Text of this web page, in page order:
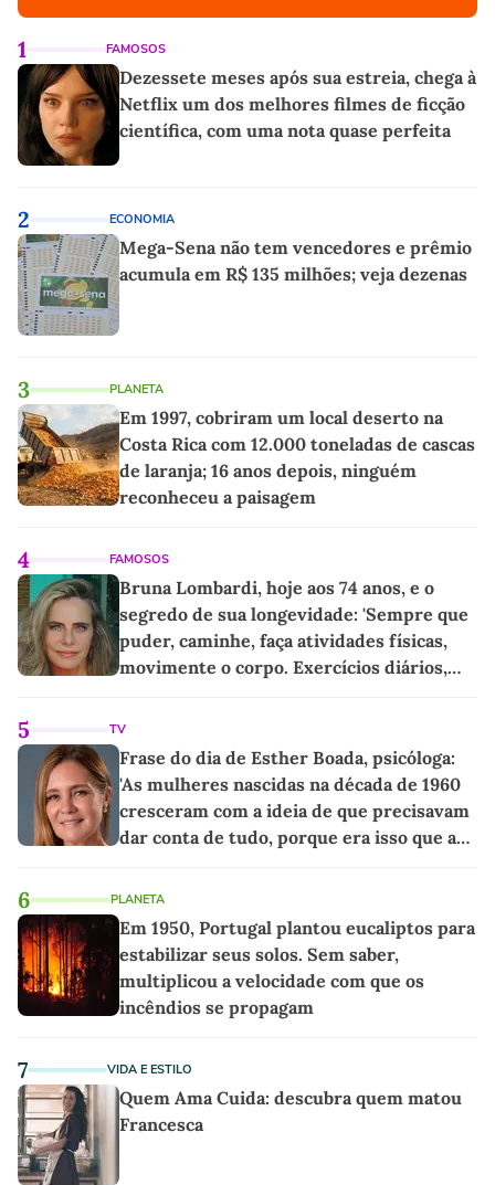
1 FAMOSOS
Dezessete meses após sua estreia, chega à
Netflix um dos melhores filmes de ficção
científica, com uma nota quase perfeita
2 ECONOMIA
Mega-Sena não tem vencedores e prêmio
acumula em R$ 135 milhões; veja dezenas
3 PLANETA
Em 1997, cobriram um local deserto na
Costa Rica com 12.000 toneladas de cascas
de laranja; 16 anos depois, ninguém
reconheceu a paisagem
4 FAMOSOS
Bruna Lombardi, hoje aos 74 anos, e o
segredo de sua longevidade: 'Sempre que
puder, caminhe, faça atividades físicas,
movimente o corpo. Exercícios diários,
5 TV
Frase do dia de Esther Boada, psicóloga:
'As mulheres nascidas na década de 1960
cresceram com a ideia de que precisavam
dar conta de tudo, porque era isso que a
6 PLANETA
Em 1950, Portugal plantou eucaliptos para
estabilizar seus solos. Sem saber,
multiplicou a velocidade com que os
incêndios se propagam
7 VIDA E ESTILO
Quem Ama Cuida: descubra quem matou
Francesca